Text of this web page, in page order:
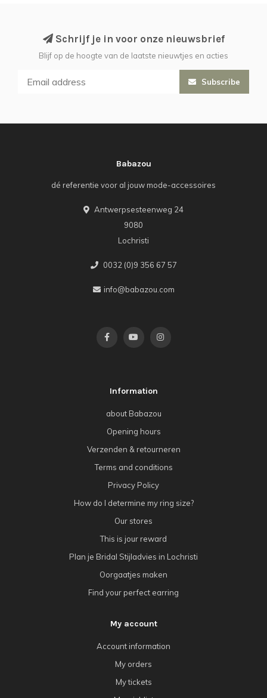
Schrijf je in voor onze nieuwsbrief
Blijf op de hoogte van de laatste nieuwtjes en acties
Subscribe
Babazou
dé referentie voor al jouw mode-accessoires
Antwerpsesteenweg 24
9080
Lochristi
0032 (0)9 356 67 57
info@babazou.com
Information
about Babazou
Opening hours
Verzenden & retourneren
Terms and conditions
Privacy Policy
How do I determine my ring size?
Our stores
This is jour reward
Plan je Bridal Stijladvies in Lochristi
Oorgaatjes maken
Find your perfect earring
My account
Account information
My orders
My tickets